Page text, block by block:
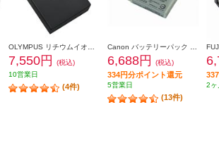
7,550円
(税込)
10営業日
(4件)
6,688円 (税込)
334円分ポイント還元
5営業日
(13件)
2ヶ